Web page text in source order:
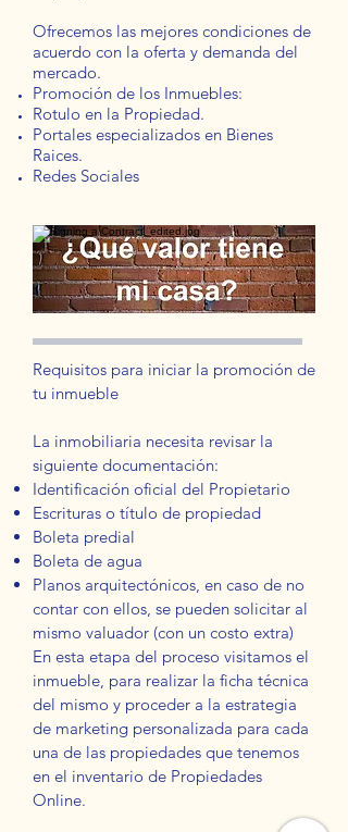
Ofrecemos las mejores condiciones de
acuerdo con la oferta y demanda del
mercado.
Promoción de los Inmuebles:
Rotulo en la Propiedad.
Portales especializados en Bienes
Raices.
Redes Sociales
Requisitos para iniciar la promoción de
tu inmueble
La inmobiliaria necesita revisar la
siguiente documentación:
Identificación oficial del Propietario
Escrituras o título de propiedad
Boleta predial
Boleta de agua
Planos arquitectónicos, en caso de no
contar con ellos, se pueden solicitar al
mismo valuador (con un costo extra)
En esta etapa del proceso visitamos el
inmueble, para realizar la ficha técnica
del mismo y proceder a la estrategia
de marketing personalizada para cada
una de las propiedades que tenemos
en el inventario de Propiedades
Online.